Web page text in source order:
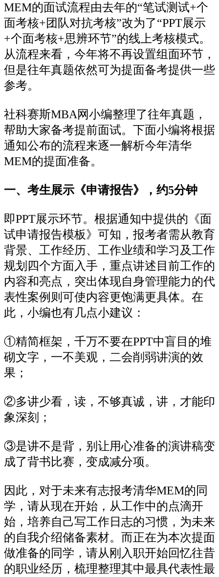
MEM的面试流程由去年的“笔试测试+个
面考核+团队对抗考核”改为了“PPT展示
+个面考核+思辨环节”的线上考核模式。
从流程来看，今年将不再设置组面环节，
但是往年真题依然可为提面备考提供一些
参考。
社科赛斯MBA网小编整理了往年真题，
帮助大家备考提前面试。下面小编将根据
通知公布的流程来逐一解析今年清华
MEM的提面准备。
一、考生展示《申请报告》，约5分钟
即PPT展示环节。根据通知中提供的《面
试申请报告模板》可知，报考者需从教育
背景、工作经历、工作业绩和学习及工作
规划四个方面入手，重点讲述目前工作的
内容和亮点，突出体现自身管理能力的代
表性案例则可使内容更饱满更具体。在
此，小编也有几点小建议：
①精简框架，千万不要在PPT中盲目的堆
砌文字，一不美观，二会削弱讲演的效
果；
②多讲少看，读，不够真诚，讲，才能印
象深刻；
③是讲不是背，别让用心准备的演讲稿变
成了背书比赛，变成减分项。
因此，对于未来有志报考清华MEM的同
学，请从现在开始，从工作中的点滴开
始，培养自己写工作日志的习惯，为未来
的自我介绍储备素材。而正在为本次提面
做准备的同学，请从刚入职开始回忆往昔
的职业经历，梳理整理其中最具代表性最